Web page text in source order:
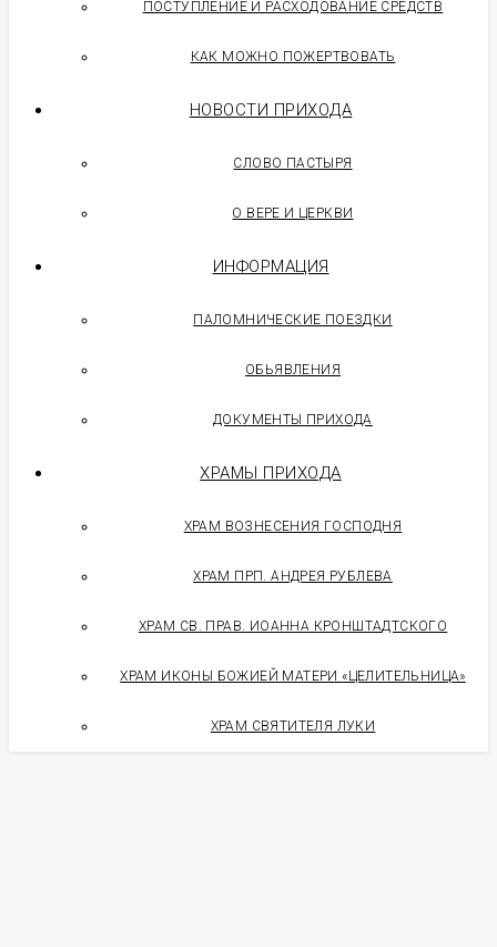
ПОСТУПЛЕНИЕ И РАСХОДОВАНИЕ СРЕДСТВ
КАК МОЖНО ПОЖЕРТВОВАТЬ
НОВОСТИ ПРИХОДА
СЛОВО ПАСТЫРЯ
О ВЕРЕ И ЦЕРКВИ
ИНФОРМАЦИЯ
ПАЛОМНИЧЕСКИЕ ПОЕЗДКИ
ОБЬЯВЛЕНИЯ
ДОКУМЕНТЫ ПРИХОДА
ХРАМЫ ПРИХОДА
ХРАМ ВОЗНЕСЕНИЯ ГОСПОДНЯ
ХРАМ ПРП. АНДРЕЯ РУБЛЕВА
ХРАМ СВ. ПРАВ. ИОАННА КРОНШТАДТСКОГО
ХРАМ ИКОНЫ БОЖИЕЙ МАТЕРИ «ЦЕЛИТЕЛЬНИЦА»
ХРАМ СВЯТИТЕЛЯ ЛУКИ